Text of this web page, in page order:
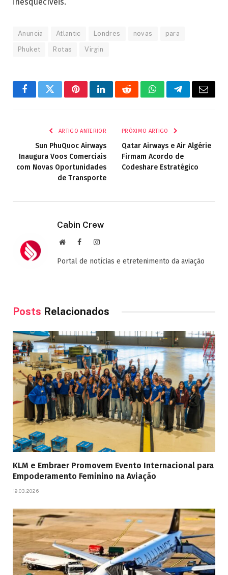
Anuncia Atlantic Londres novas para
Phuket Rotas Virgin
FacebookTwitterPinterestLinkedInRedditWhatsAppTelegrama
E-
ARTIGO ANTERIOR
Sun PhuQuoc Airways
Inaugura Voos Comerciais
com Novas Oportunidades
de Transporte
PRÓXIMO ARTIGO
Qatar Airways e Air Algérie
Firmam Acordo de
Codeshare Estratégico
Cabin Crew
Site FacebookInstagram
Portal de notícias e etretenimento da aviação
Posts Relacionados
KLM e Embraer Promovem Evento Internacional para
Empoderamento Feminino na Aviação
19.03.2026